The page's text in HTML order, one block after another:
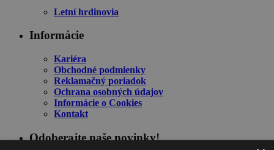
Letní hrdinovia
Informácie
Kariéra
Obchodné podmienky
Reklamačný poriadok
Ochrana osobných údajov
Informácie o Cookies
Kontakt
Odoberajte naše novinky!